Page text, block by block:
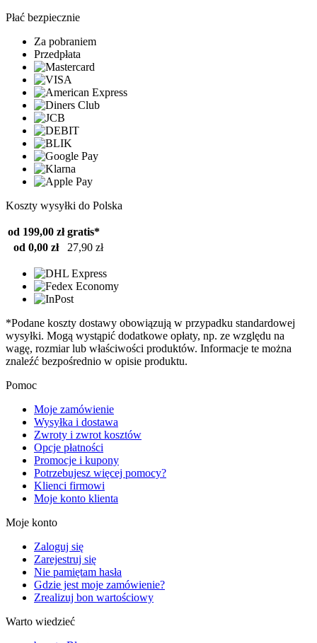
Płać bezpiecznie
Za pobraniem
Przedpłata
Koszty wysyłki do Polska
od 199,00 zł gratis*
od 0,00 zł
27,90 zł
*Podane koszty dostawy obowiązują w przypadku standardowej
wysyłki. Mogą wystąpić dodatkowe opłaty, np. ze względu na
wagę, rozmiar lub właściwości produktów. Informacje te można
znaleźć bezpośrednio w opisie produktu.
Pomoc
Moje zamówienie
Wysyłka i dostawa
Zwroty i zwrot kosztów
Opcje płatności
Promocje i kupony
Potrzebujesz więcej pomocy?
Klienci firmowi
Moje konto klienta
Moje konto
Zaloguj się
Zarejestruj się
Nie pamiętam hasła
Gdzie jest moje zamówienie?
Zrealizuj bon wartościowy
Warto wiedzieć